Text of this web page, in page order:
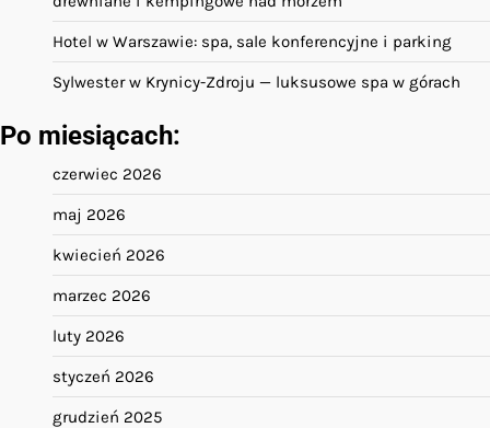
Hotel w Warszawie: spa, sale konferencyjne i parking
Sylwester w Krynicy-Zdroju — luksusowe spa w górach
Po miesiącach:
czerwiec 2026
maj 2026
kwiecień 2026
marzec 2026
luty 2026
styczeń 2026
grudzień 2025